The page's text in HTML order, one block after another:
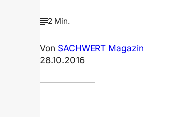
2 Min.
Von SACHWERT Magazin
28.10.2016